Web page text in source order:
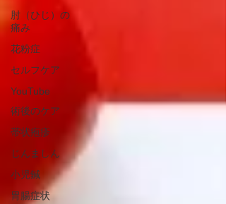
肘（ひじ）の
痛み
花粉症
セルフケア
YouTube
術後のケア
帯状疱疹
じんましん
小児鍼
胃腸症状